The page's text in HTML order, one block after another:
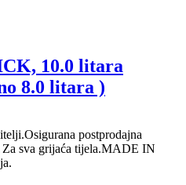
10.0 litara
8.0 litara )
postprodajna
Za sva grijaća tijela.MADE IN